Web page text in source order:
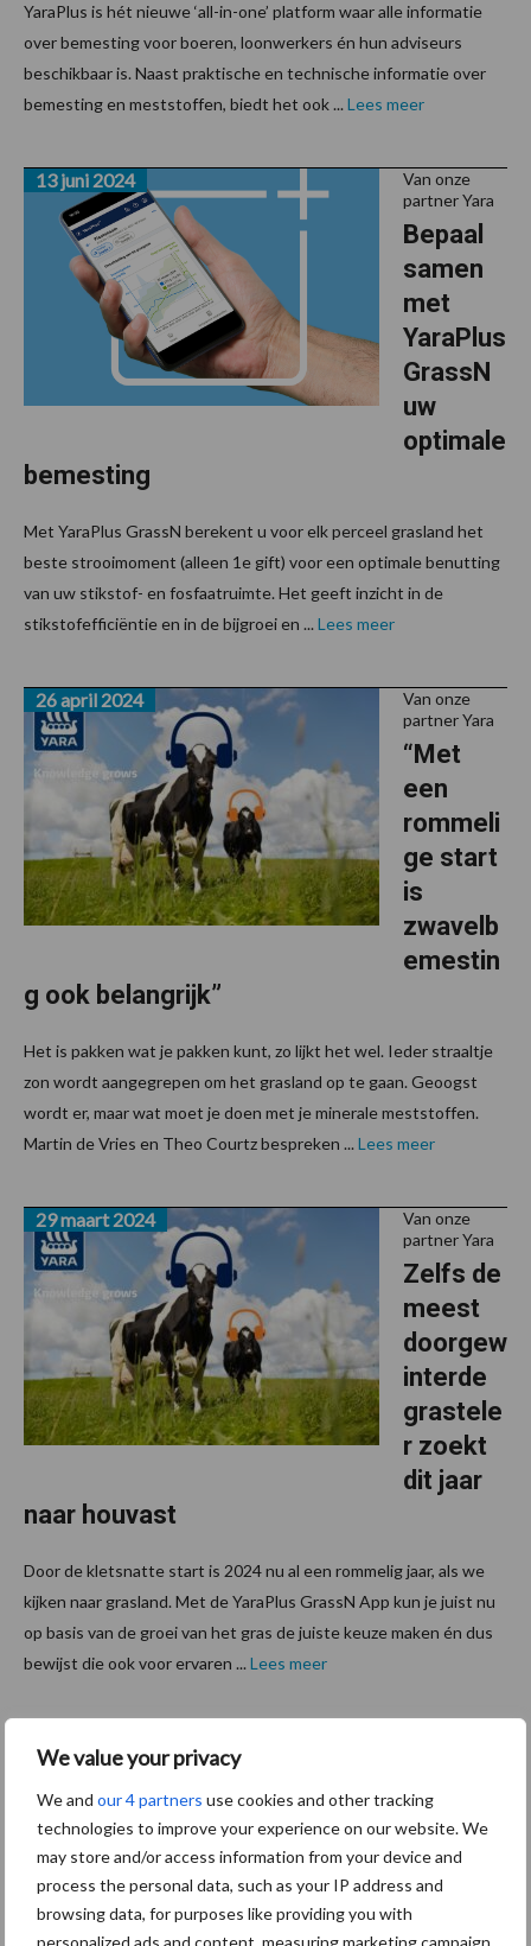
We value your privacy
We and our 4 partners use cookies and other tracking
technologies to improve your experience on our website. We
may store and/or access information from your device and
process the personal data, such as your IP address and
browsing data, for purposes like providing you with
personalized ads and content, measuring marketing campaign
YaraPlus is hét nieuwe ‘all-in-one’ platform waar alle informatie
over bemesting voor boeren, loonwerkers én hun adviseurs
beschikbaar is. Naast praktische en technische informatie over
bemesting en meststoffen, biedt het ook ... Lees meer
Van onze
partner Yara
Bepaal
samen
met
YaraPlus
GrassN
uw
optimale
bemesting
13 juni 2024
Met YaraPlus GrassN berekent u voor elk perceel grasland het
beste strooimoment (alleen 1e gift) voor een optimale benutting
van uw stikstof- en fosfaatruimte. Het geeft inzicht in de
stikstofefficiëntie en in de bijgroei en ... Lees meer
Van onze
partner Yara
“Met
een
rommeli
ge start
is
zwavelb
emestin
g ook belangrijk”
26 april 2024
Het is pakken wat je pakken kunt, zo lijkt het wel. Ieder straaltje
zon wordt aangegrepen om het grasland op te gaan. Geoogst
wordt er, maar wat moet je doen met je minerale meststoffen.
Martin de Vries en Theo Courtz bespreken ... Lees meer
Van onze
partner Yara
Zelfs de
meest
doorgew
interde
grastele
r zoekt
dit jaar
naar houvast
29 maart 2024
Door de kletsnatte start is 2024 nu al een rommelig jaar, als we
kijken naar grasland. Met de YaraPlus GrassN App kun je juist nu
op basis van de groei van het gras de juiste keuze maken én dus
bewijst die ook voor ervaren ... Lees meer
Bepaal
samen
met
YaraPlus
GrassN